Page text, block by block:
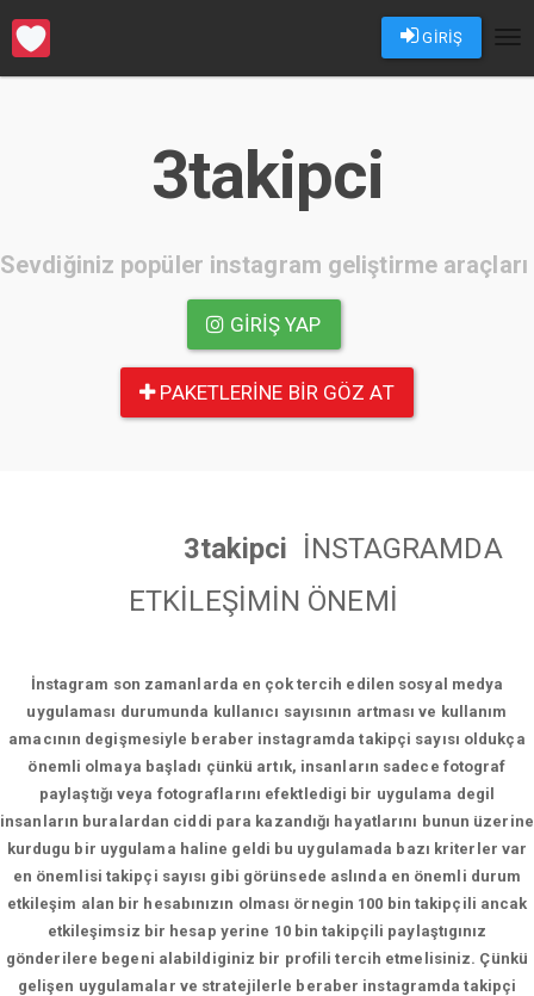
GİRİŞ
3takipci
Sevdiğiniz popüler instagram geliştirme araçları
GIRIŞ YAP
PAKETLERINE BIR GÖZ AT
3takipci İNSTAGRAMDA
ETKİLEŞİMİN ÖNEMİ
İnstagram son zamanlarda en çok tercih edilen sosyal medya
uygulaması durumunda kullanıcı sayısının artması ve kullanım
amacının degişmesiyle beraber instagramda takipçi sayısı oldukça
önemli olmaya başladı çünkü artık, insanların sadece fotograf
paylaştığı veya fotograflarını efektledigi bir uygulama degil
insanların buralardan ciddi para kazandığı hayatlarını bunun üzerine
kurdugu bir uygulama haline geldi bu uygulamada bazı kriterler var
en önemlisi takipçi sayısı gibi görünsede aslında en önemli durum
etkileşim alan bir hesabınızın olması örnegin 100 bin takipçili ancak
etkileşimsiz bir hesap yerine 10 bin takipçili paylaştıgınız
gönderilere begeni alabildiginiz bir profili tercih etmelisiniz. Çünkü
gelişen uygulamalar ve stratejilerle beraber instagramda takipçi